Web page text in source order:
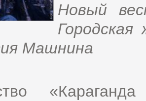
Новый
Машнина